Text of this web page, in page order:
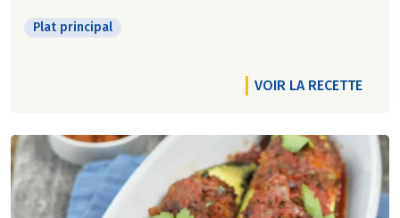
Plat principal
VOIR LA RECETTE